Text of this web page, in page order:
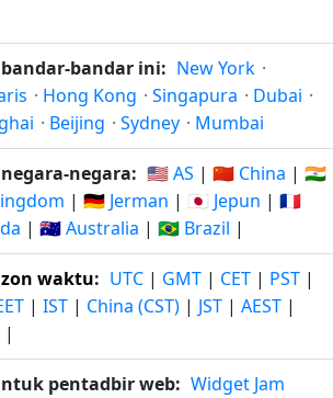
bandar ini: New York ·
· Hong Kong · Singapura · Dubai ·
· Beijing · Sydney · Mumbai
negara: 🇺🇸 AS | 🇨🇳 China | 🇮🇳
| 🇩🇪 Jerman | 🇯🇵 Jepun | 🇫🇷
| 🇦🇺 Australia | 🇧🇷 Brazil |
zon waktu: UTC | GMT | CET | PST |
| IST | China (CST) | JST | AEST |
|
pentadbir web: Widget Jam